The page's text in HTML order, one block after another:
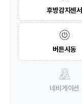
후방감지센서
버튼시동
네비게이션